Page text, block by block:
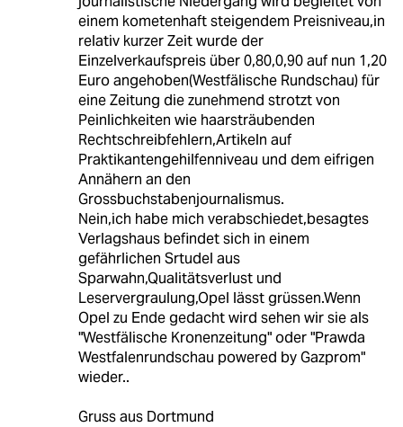
einem kometenhaft steigendem Preisniveau,in
relativ kurzer Zeit wurde der
Einzelverkaufspreis über 0,80,0,90 auf nun 1,20
Euro angehoben(Westfälische Rundschau) für
eine Zeitung die zunehmend strotzt von
Peinlichkeiten wie haarsträubenden
Rechtschreibfehlern,Artikeln auf
Praktikantengehilfenniveau und dem eifrigen
Annähern an den
Grossbuchstabenjournalismus.
Nein,ich habe mich verabschiedet,besagtes
Verlagshaus befindet sich in einem
gefährlichen Srtudel aus
Sparwahn,Qualitätsverlust und
Leservergraulung,Opel lässt grüssen.Wenn
Opel zu Ende gedacht wird sehen wir sie als
"Westfälische Kronenzeitung" oder "Prawda
Westfalenrundschau powered by Gazprom"
wieder..
Gruss aus Dortmund